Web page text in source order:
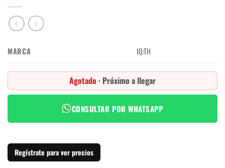
MARCA IQ:TH
Agotado · Próximo a llegar
CONSULTAR POR WHATSAPP
Regístrate para ver precios